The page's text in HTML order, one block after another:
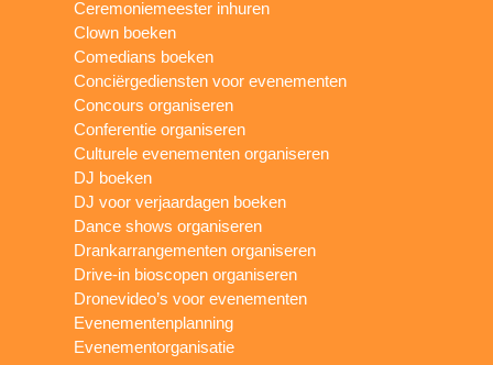
Ceremoniemeester inhuren
Clown boeken
Comedians boeken
Conciërgediensten voor evenementen
Concours organiseren
Conferentie organiseren
Culturele evenementen organiseren
DJ boeken
DJ voor verjaardagen boeken
Dance shows organiseren
Drankarrangementen organiseren
Drive-in bioscopen organiseren
Dronevideo’s voor evenementen
Evenementenplanning
Evenementorganisatie